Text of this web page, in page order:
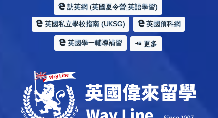
訪英網 (英國夏令營|英語學習)
英國私立學校指南 (UKSG) 英國預科網
英國學一輔導補習 更多